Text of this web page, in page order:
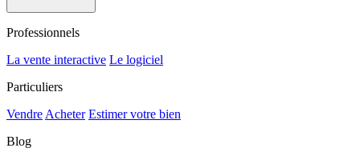
Professionnels
La vente interactive Le logiciel
Particuliers
Vendre Acheter Estimer votre bien
Blog